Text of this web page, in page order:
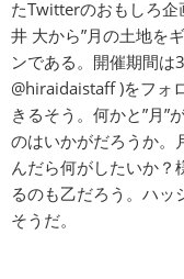
たTwitterのおもしろ
井 大から”月の土地を
ンである。開催期間
@hiraidaistaff )をフォ
きるそう。何かと”月”
のはいかがだろうか。
んだら何がしたいか？
るのも乙だろう。ハッ
そうだ。